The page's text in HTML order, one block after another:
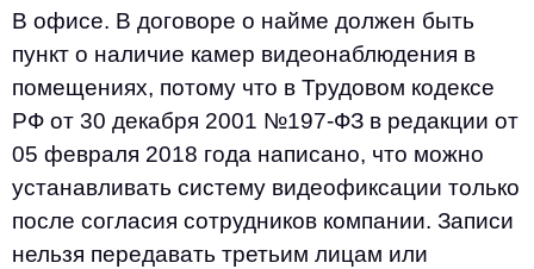
В офисе. В договоре о найме должен быть
пункт о наличие камер видеонаблюдения в
помещениях, потому что в Трудовом кодексе
РФ от 30 декабря 2001 №197-ФЗ в редакции от
05 февраля 2018 года написано, что можно
устанавливать систему видеофиксации только
после согласия сотрудников компании. Записи
нельзя передавать третьим лицам или